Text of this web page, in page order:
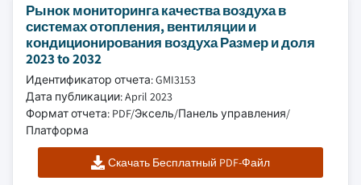
Рынок мониторинга качества воздуха в
системах отопления, вентиляции и
кондиционирования воздуха Размер и доля
2023 to 2032
Идентификатор отчета: GMI3153
Дата публикации: April 2023
Формат отчета: PDF/Эксель/Панель управления/
Платформа
Скачать Бесплатный PDF-Файл